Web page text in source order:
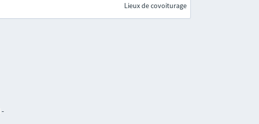
Lieux de covoiturage
-